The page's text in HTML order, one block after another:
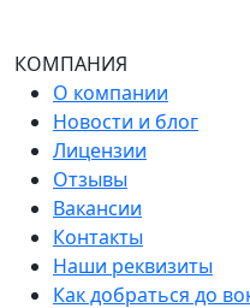
КОМПАНИЯ
О компании
Новости и блог
Лицензии
Отзывы
Вакансии
Контакты
Наши реквизиты
Как добраться до